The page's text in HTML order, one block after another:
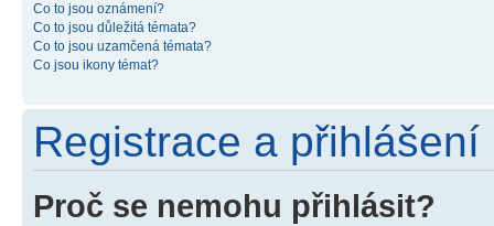
Co to jsou oznámení?
Co to jsou důležitá témata?
Co to jsou uzamčená témata?
Co jsou ikony témat?
Registrace a přihlášení
Proč se nemohu přihlásit?